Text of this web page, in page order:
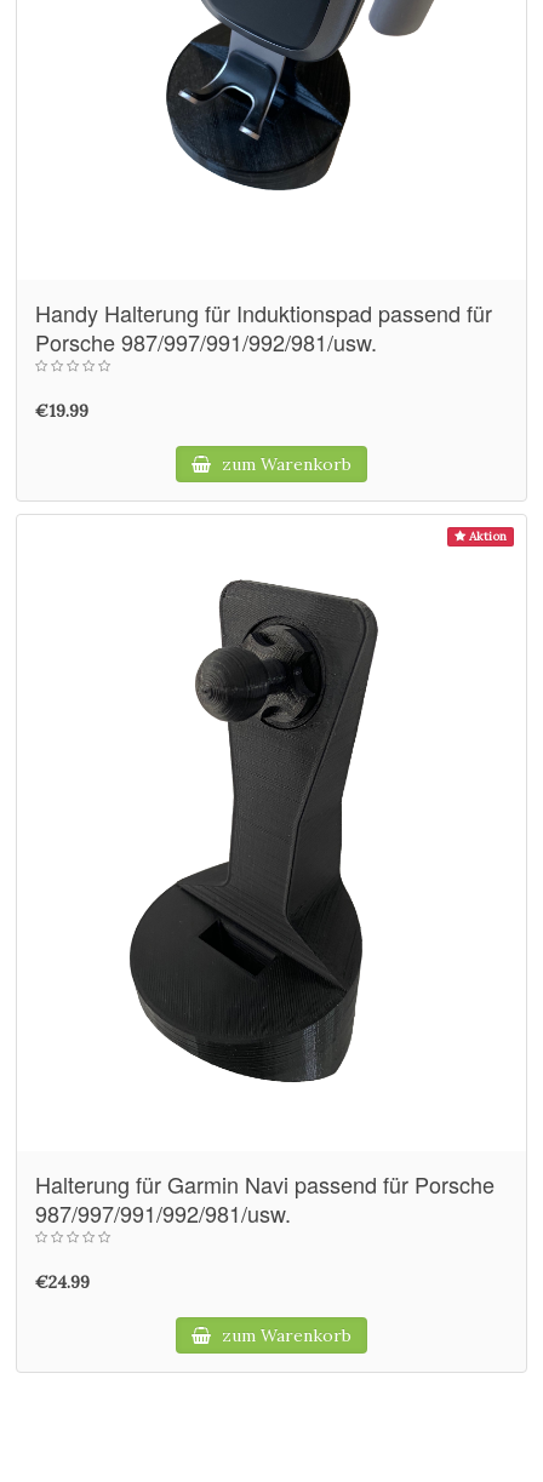
Handy Halterung für Induktionspad passend für
Porsche 987/997/991/992/981/usw.
€19.99
zum Warenkorb
Aktion
Halterung für Garmin Navi passend für Porsche
987/997/991/992/981/usw.
€24.99
zum Warenkorb